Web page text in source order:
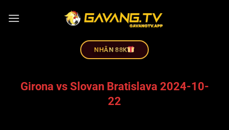
NHÂN 88K
Girona vs Slovan Bratislava 2024-10-
22